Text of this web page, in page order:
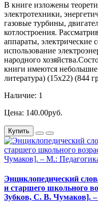
В книге изложены
электротехники,
газовые турбины,
котлостроения.
аппараты, электрические
использование
народного
книги имеются небольшие
литература) (15х22) (844
Наличие: 1
Цена: 140.00руб.
Купить
Энциклопедический
и старшего школьного
Зубков, С. В. Чумаков]. –